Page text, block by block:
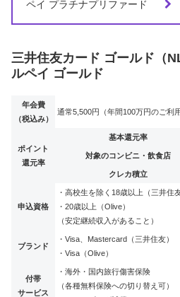
ペイ プラチナプリファード
三井住友カード ゴールド（
ルペイ ゴールド
年会費
（税込み）
通常5,500円（年間100万円のご利
ポイント
還元率
基本還元率
対象のコンビニ・飲食店
クレカ積立
申込資格
・高校生を除く18歳以上（三井住友
・20歳以上（Olive）
（安定継続収入があること）
ブランド
・Visa、Mastercard（三井住友）
・Visa（Olive）
付帯
サービス
・海外・国内旅行傷害保険
（各種無料保険への切り替え可）